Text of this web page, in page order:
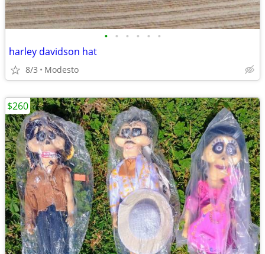
• • • • • •
harley davidson hat
8/3 Modesto
$260